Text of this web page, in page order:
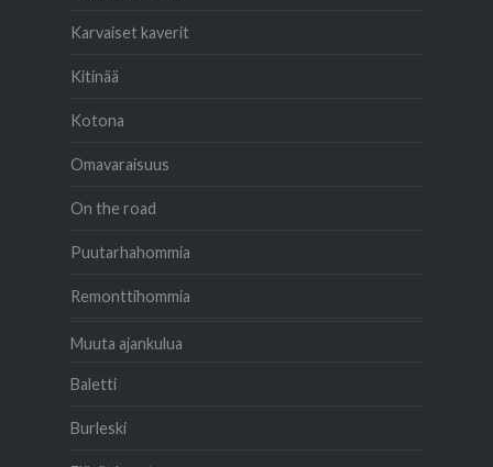
Karvaiset kaverit
Kitinää
Kotona
Omavaraisuus
On the road
Puutarhahommia
Remonttihommia
Muuta ajankulua
Baletti
Burleski